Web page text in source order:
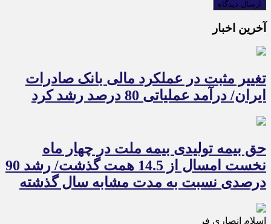
آخرین اخبار
تغییر مثبت در عملکرد مالی بانک صادرات
ایران/ درآمد عملیاتی 80 درصد رشد کرد
حق بیمه تولیدی بیمه ملت در چهار ماه
نخست امسال از 14.5 همت گذشت/ رشد 90
درصدی نسبت به مدت مشابه سال گذشته
اسلام انصاری فر